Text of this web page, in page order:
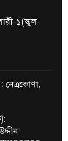
১(স্কুল-
নেত্রকোণা,